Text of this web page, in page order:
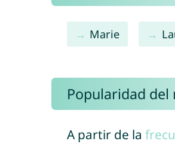
Marie
Popularidad
A partir de la